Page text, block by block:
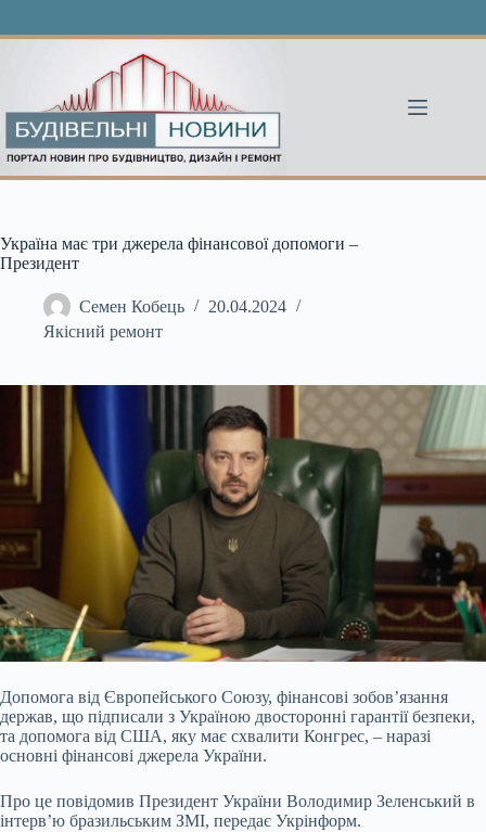
Україна має три джерела фінансової допомоги –
Президент
Семен Кобець
20.04.2024
Якісний ремонт
Допомога від Європейського Союзу, фінансові зобов’язання
держав, що підписали з Україною двосторонні гарантії безпеки,
та допомога від США, яку має схвалити Конгрес, – наразі
основні фінансові джерела України.
Про це повідомив Президент України Володимир Зеленський в
інтерв’ю бразильським ЗМІ, передає Укрінформ.